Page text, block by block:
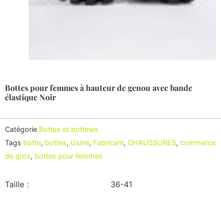
Bottes pour femmes à hauteur de genou avec bande
élastique Noir
Catégorie Bottes et bottines
Tags botte, bottes, Usine, Fabricant, CHAUSSURES, commerce
de gros, bottes pour femmes
Taille : 36-41